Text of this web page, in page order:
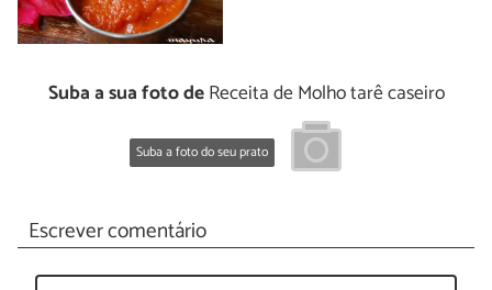
Suba a sua foto deReceita de Molho tarê caseiro
Suba a foto do seu prato
Escrever comentário